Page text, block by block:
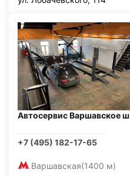
Автосервис Варшавское ш
+7 (495) 182-17-65
Варшавская(1400 м)